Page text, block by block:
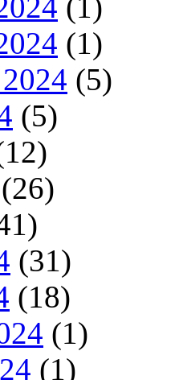
(1)
(5)
(5)
(26)
(31)
(18)
(1)
(1)